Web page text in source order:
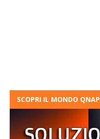
SCOPRI IL MONDO QNAP